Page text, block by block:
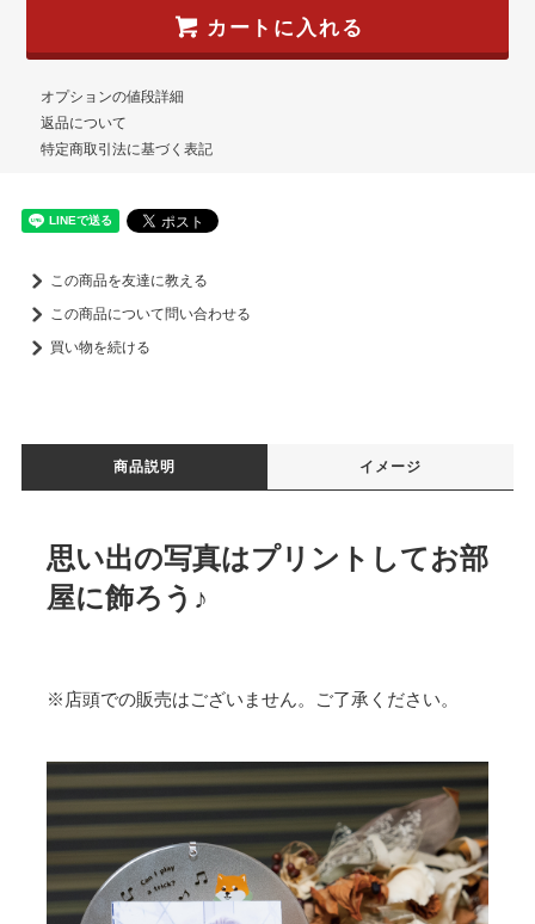
カートに入れる
オプションの値段詳細
返品について
特定商取引法に基づく表記
この商品を友達に教える
この商品について問い合わせる
買い物を続ける
商品説明 イメージ
思い出の写真はプリントしてお部
屋に飾ろう♪
※店頭での販売はございません。ご了承ください。